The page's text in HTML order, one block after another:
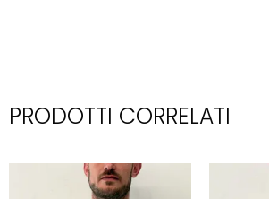
PRODOTTI CORRELATI